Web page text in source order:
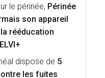
le périnée, Périnée
son appareil
rééducation
.
dispose de 5
les fuites